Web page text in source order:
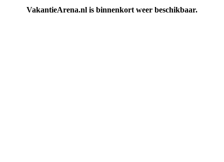
VakantieArena.nl is binnenkort weer beschikbaar.